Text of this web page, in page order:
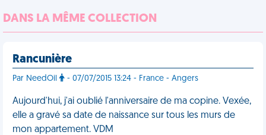
DANS LA MÊME COLLECTION
Rancunière
Par NeedOil - 07/07/2015 13:24 - France - Angers
Aujourd'hui, j'ai oublié l'anniversaire de ma copine. Vexée,
elle a gravé sa date de naissance sur tous les murs de
mon appartement. VDM